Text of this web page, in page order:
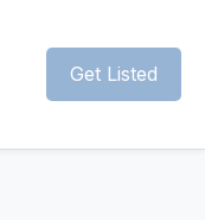
Get Listed